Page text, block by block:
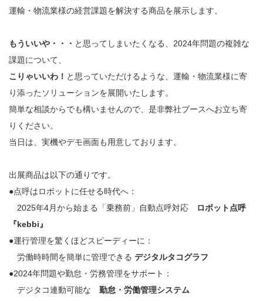
運輸・物流業様の経営課題を解決する商品を展示します。
もういいや・・・ と思ってしまいたくなる、2024年問題の複雑な
課題について、
こりゃいいわ！ と思っていただけるような、運輸・物流業様に寄
り添ったソリューションを展開いたします。
簡単な相談からでも構いませんので、是非弊社ブースへお立ち寄
りください。
当日は、実機やデモ画面も用意しております。
出展商品は以下の通りです。
●点呼はロボットに任せる時代へ：
2025年4月から始まる「乗務前」自動点呼対応
ロボット点呼
『kebbi』
●運行管理を驚くほどスピーディーに：
労働時時間を簡単に管理できる デジタルタコグラフ
●2024年問題や勤怠・労務管理をサポート：
デジタコ連動可能な 勤怠・労働管理システム